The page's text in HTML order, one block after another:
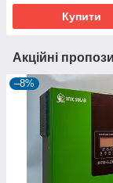
Купити
Акційні
–8%